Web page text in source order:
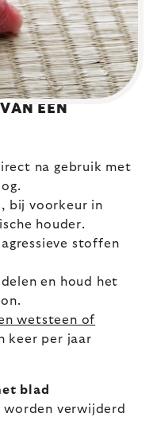
EEN
na gebruik met
bij voorkeur in
houder.
stoffen
en houd het
wetsteen of
keer per jaar
blad
worden verwijderd